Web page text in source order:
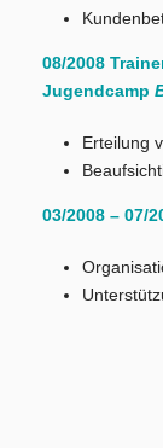
08/2008
Jugendcamp
Erteilung
03/2008 – 07/